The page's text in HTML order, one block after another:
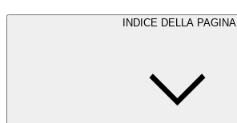
INDICE DELLA PAGINA